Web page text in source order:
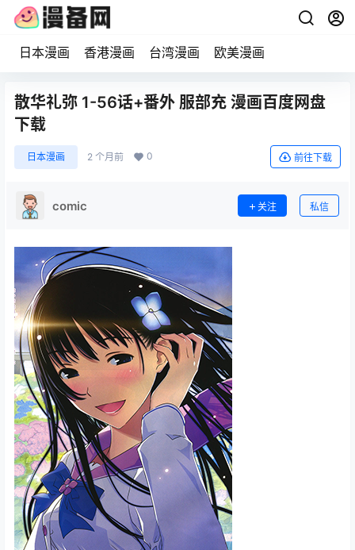
日本漫画 香港漫画 台湾漫画 欧美漫画
散华礼弥 1-56话+番外 服部充 漫画百度网盘
下载
日本漫画 2 个月前 0 前往下载
comic 关注 私信